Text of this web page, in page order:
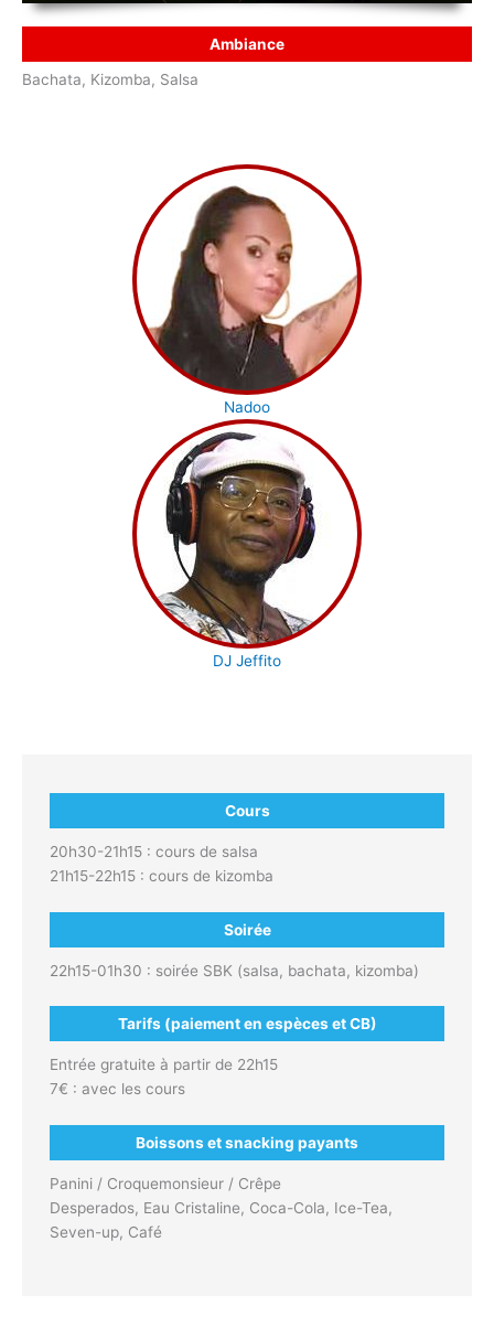
Ambiance
Bachata, Kizomba, Salsa
Nadoo
DJ Jeffito
Cours
20h30-21h15 : cours de salsa
21h15-22h15 : cours de kizomba
Soirée
22h15-01h30 : soirée SBK (salsa, bachata, kizomba)
Tarifs (paiement en espèces et CB)
Entrée gratuite à partir de 22h15
7€ : avec les cours
Boissons et snacking payants
Panini / Croquemonsieur / Crêpe
Desperados, Eau Cristaline, Coca-Cola, Ice-Tea,
Seven-up, Café